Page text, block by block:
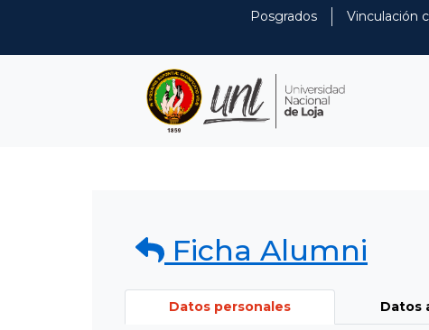
Posgrados Vinculación
Ficha Alumni
Datos personales Datos